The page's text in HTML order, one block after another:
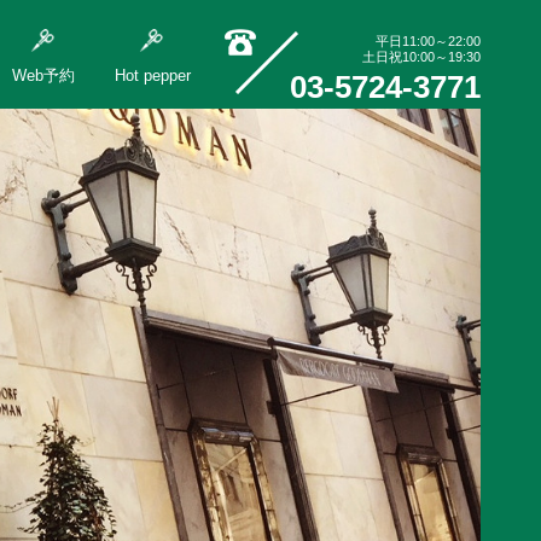
Web予約 Hot pepper
平日11:00～22:00
土日祝10:00～19:30
03-5724-3771